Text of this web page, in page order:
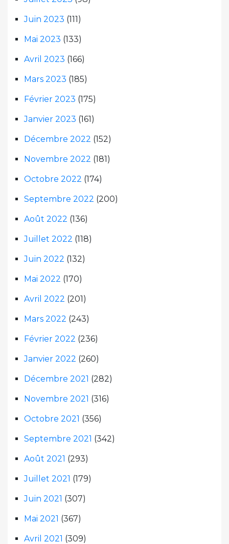
Juin 2023 (111)
Mai 2023 (133)
Avril 2023 (166)
Mars 2023 (185)
Février 2023 (175)
Janvier 2023 (161)
Décembre 2022 (152)
Novembre 2022 (181)
Octobre 2022 (174)
Septembre 2022 (200)
Août 2022 (136)
Juillet 2022 (118)
Juin 2022 (132)
Mai 2022 (170)
Avril 2022 (201)
Mars 2022 (243)
Février 2022 (236)
Janvier 2022 (260)
Décembre 2021 (282)
Novembre 2021 (316)
Octobre 2021 (356)
Septembre 2021 (342)
Août 2021 (293)
Juillet 2021 (179)
Juin 2021 (307)
Mai 2021 (367)
Avril 2021 (309)